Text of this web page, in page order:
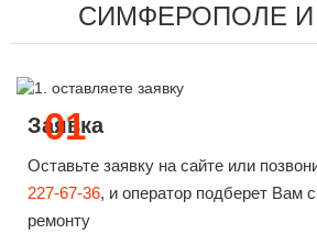
СИМФЕРОПОЛЕ
01
Заявка
Оставьте заявку на сайте или
227-67-36, и оператор подберет Вам
ремонту